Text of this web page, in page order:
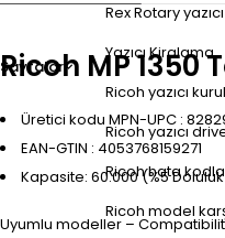
Sayfalar
Rex Rotary yazıcı
Yazıcı Kiralama
Ricoh yazıcı
Ricoh yazıcı
Ricoh hata
Ricoh model
Ricoh MP 1350
Üretici kodu MPN-UPC :
EAN-GTIN : 4053768159271
Kapasite: 60.000 (%5
Uyumlu modeller –